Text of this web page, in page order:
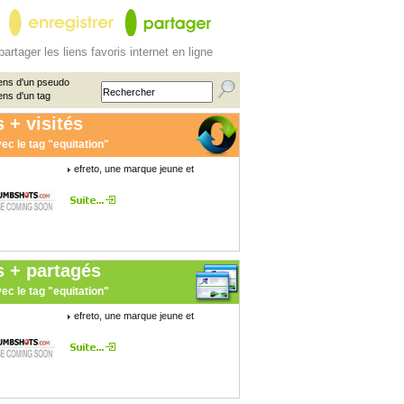
les liens favoris internet en ligne
d'un pseudo
d'un tag
+ visités
le tag "equitation"
efreto, une marque jeune et
+ partagés
le tag "equitation"
efreto, une marque jeune et